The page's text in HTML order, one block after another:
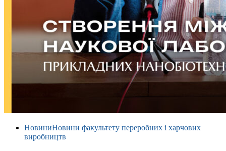
НовиниНовини факультету переробних і харчових
виробництв